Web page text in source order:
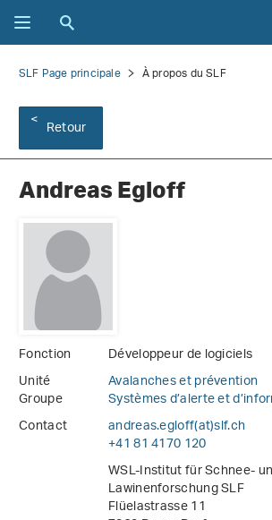
SLF Page principale À propos du SLF
Retour
Andreas Egloff
Fonction
Développeur de logiciels
Unité
Avalanches et prévention
Groupe
Systèmes d’alerte et
Contact
andreas.egloff(at)slf.ch
+41 81 4170 120
WSL-Institut für Schnee-
Lawinenforschung SLF
Flüelastrasse 11